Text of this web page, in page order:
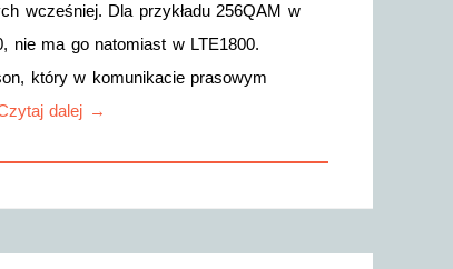
wcześniej. Dla przykładu 256QAM w
nie ma go natomiast w LTE1800.
który w komunikacie prasowym
dalej →